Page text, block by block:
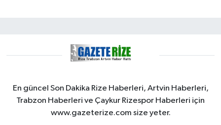
En güncel Son Dakika Rize Haberleri, Artvin Haberleri,
Trabzon Haberleri ve Çaykur Rizespor Haberleri için
www.gazeterize.com size yeter.